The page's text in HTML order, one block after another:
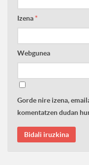
Izena*
Webgunea
Gorde nire izena,
komentatzen dudan